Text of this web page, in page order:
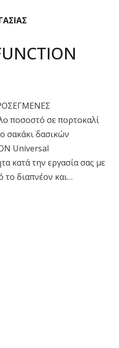
ποσοστό σε πορτοκαλί
σακάκι δασικών
Universal
κατά την εργασία σας με
το διαπνέον και…